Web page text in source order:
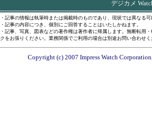
デジカメ
・記事の情報は執筆時または掲載時のものであり、現状では異なる
・記事の内容につき、個別にご回答することはいたしかねます。
・記事、写真、図表などの著作権は著作者に帰属します。無断転用
クをお張りください。業務関係でご利用の場合は別途お問い合わせ
Copyright (c) 2007 Impress Watch